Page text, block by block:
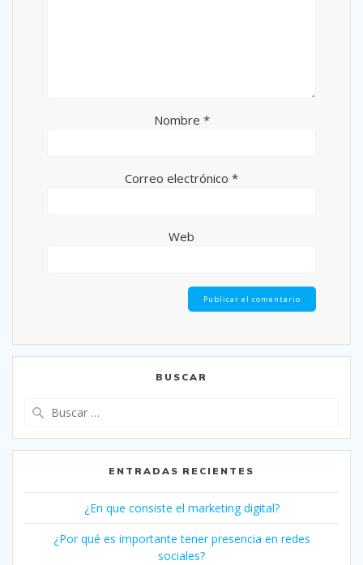
Nombre *
Correo electrónico *
Web
BUSCAR
ENTRADAS RECIENTES
¿En que consiste el marketing digital?
¿Por qué es importante tener presencia en redes
sociales?